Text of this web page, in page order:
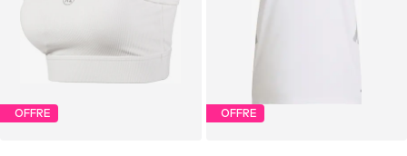
OFFRE OFFRE